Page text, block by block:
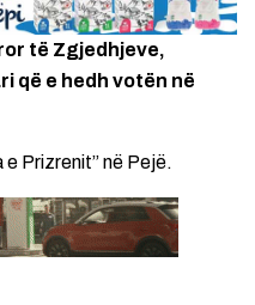
të Zgjedhjeve,
që e hedh votën në
e Prizrenit” në Pejë.